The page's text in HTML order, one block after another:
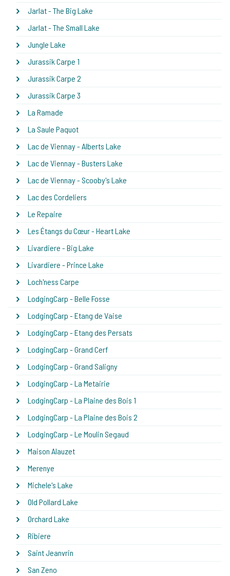
Jarlat - The Big Lake
Jarlat - The Small Lake
Jungle Lake
Jurassik Carpe 1
Jurassik Carpe 2
Jurassik Carpe 3
La Ramade
La Saule Paquot
Lac de Viennay - Alberts Lake
Lac de Viennay - Busters Lake
Lac de Viennay - Scooby's Lake
Lac des Cordeliers
Le Repaire
Les Étangs du Cœur - Heart Lake
Livardiere - Big Lake
Livardiere - Prince Lake
Loch'ness Carpe
LodgingCarp - Belle Fosse
LodgingCarp - Etang de Vaise
LodgingCarp - Etang des Persats
LodgingCarp - Grand Cerf
LodgingCarp - Grand Saligny
LodgingCarp - La Metairie
LodgingCarp - La Plaine des Bois 1
LodgingCarp - La Plaine des Bois 2
LodgingCarp - Le Moulin Segaud
Maison Alauzet
Merenye
Michele's Lake
Old Pollard Lake
Orchard Lake
Ribiere
Saint Jeanvrin
San Zeno